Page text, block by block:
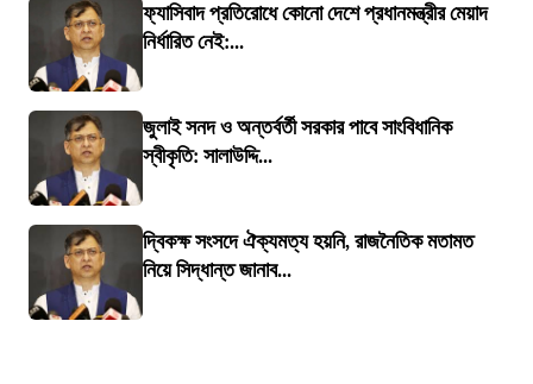
ফ্যাসিবাদ প্রতিরোধে কোনো দেশে প্রধানমন্ত্রীর মেয়াদ
নির্ধারিত নেই:...
জুলাই সনদ ও অন্তর্বর্তী সরকার পাবে সাংবিধানিক
স্বীকৃতি: সালাউদ্দি...
দ্বিকক্ষ সংসদে ঐক্যমত্য হয়নি, রাজনৈতিক মতামত
নিয়ে সিদ্ধান্ত জানাব...